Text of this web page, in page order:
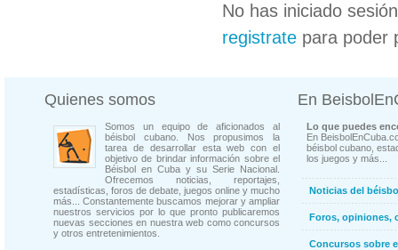
No has iniciado
registrate para poder
Quienes somos
Somos un equipo de aficionados al
béisbol cubano. Nos propusimos la
tarea de desarrollar esta web con el
objetivo de brindar información sobre el
Béisbol en Cuba y su Serie Nacional.
Ofrecemos noticias, reportajes,
estadísticas, foros de debate, juegos online y mucho
más... Constantemente buscamos mejorar y ampliar
nuestros servicios por lo que pronto publicaremos
nuevas secciones en nuestra web como concursos
y otros entretenimientos.
En
Lo que puedes
En
béisbol cubano,
los juegos y más...
Noticias del
Foros, opiniones,
Concursos sobre